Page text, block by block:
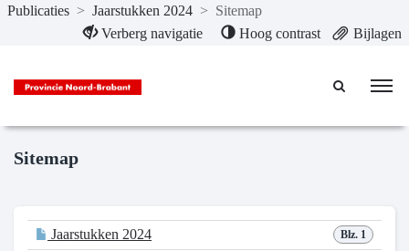
Naar hoofdinhoud
Publicaties > Jaarstukken 2024 > Sitemap
Verberg navigatie
Hoog contrast Bijlagen
Sitemap
Blz. 1
Jaarstukken 2024